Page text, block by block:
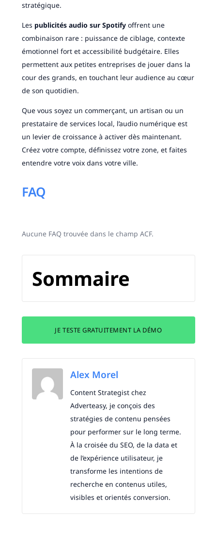
stratégique.
Les publicités audio sur Spotifyoffrent une
combinaison rare : puissance de ciblage, contexte
émotionnel fort et accessibilité budgétaire. Elles
permettent aux petites entreprises de jouer dans la
cour des grands, en touchant leur audience au cœur
de son quotidien.
Que vous soyez un commerçant, un artisan ou un
prestataire de services local, l’audio numérique est
un levier de croissance à activer dès maintenant.
Créez votre compte, définissez votre zone, et faites
entendre votre voix dans votre ville.
FAQ
Aucune FAQ trouvée dans le champ ACF.
Sommaire
JE TESTE GRATUITEMENT LA DÉMO
Alex Morel
Content Strategist chez
Adverteasy, je conçois des
stratégies de contenu pensées
pour performer sur le long terme.
À la croisée du SEO, de la data et
de l’expérience utilisateur, je
transforme les intentions de
recherche en contenus utiles,
visibles et orientés conversion.